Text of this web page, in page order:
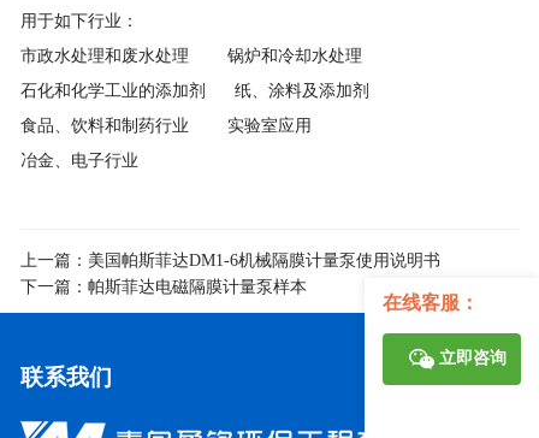
用于如下行业：
市政水处理和废水处理 锅炉和冷却水处理
石化和化学工业的添加剂 纸、涂料及添加剂
食品、饮料和制药行业 实验室应用
冶金、电子行业
上一篇： 美国帕斯菲达DM1-6机械隔膜计量泵使用说明书
下一篇：帕斯菲达电磁隔膜计量泵样本
联系我们
在线客服：
立即咨询